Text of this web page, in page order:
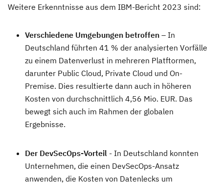
Weitere Erkenntnisse aus dem IBM-Bericht 2023 sind:
Verschiedene Umgebungen betroffen – In
Deutschland führten 41 % der analysierten Vorfälle
zu einem Datenverlust in mehreren Platftormen,
darunter Public Cloud, Private Cloud und On-
Premise. Dies resultierte dann auch in höheren
Kosten von durchschnittlich 4,56 Mio. EUR. Das
bewegt sich auch im Rahmen der globalen
Ergebnisse.
Der DevSecOps-Vorteil - In Deutschland konnten
Unternehmen, die einen DevSecOps-Ansatz
anwenden, die Kosten von Datenlecks um